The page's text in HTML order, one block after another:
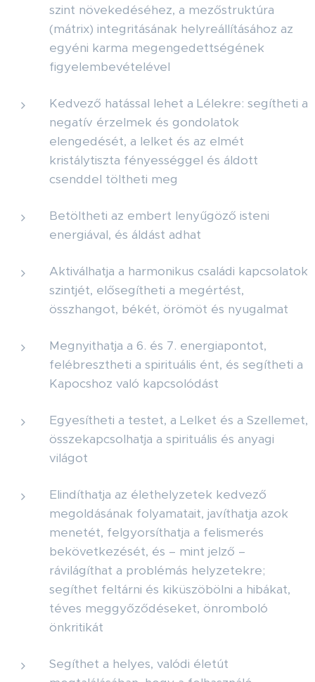
szint növekedéséhez, a mezőstruktúra
(mátrix) integritásának helyreállításához az
egyéni karma megengedettségének
figyelembevételével
Kedvező hatással lehet a Lélekre: segítheti a
negatív érzelmek és gondolatok
elengedését, a lelket és az elmét
kristálytiszta fényességgel és áldott
csenddel töltheti meg
Betöltheti az embert lenyűgöző isteni
energiával, és áldást adhat
Aktiválhatja a harmonikus családi kapcsolatok
szintjét, elősegítheti a megértést,
összhangot, békét, örömöt és nyugalmat
Megnyithatja a 6. és 7. energiapontot,
felébresztheti a spirituális ént, és segítheti a
Kapocshoz való kapcsolódást
Egyesítheti a testet, a Lelket és a Szellemet,
összekapcsolhatja a spirituális és anyagi
világot
Elindíthatja az élethelyzetek kedvező
megoldásának folyamatait, javíthatja azok
menetét, felgyorsíthatja a felismerés
bekövetkezését, és – mint jelző –
rávilágíthat a problémás helyzetekre;
segíthet feltárni és kiküszöbölni a hibákat,
téves meggyőződéseket, önromboló
önkritikát
Segíthet a helyes, valódi életút